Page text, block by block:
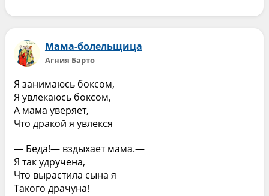
Мама-болельщица
Агния Барто
Я занимаюсь боксом,
Я увлекаюсь боксом,
А мама уверяет,
Что дракой я увлекся
— Беда!— вздыхает мама.—
Я так удручена,
Что вырастила сына я
Такого драчуна!